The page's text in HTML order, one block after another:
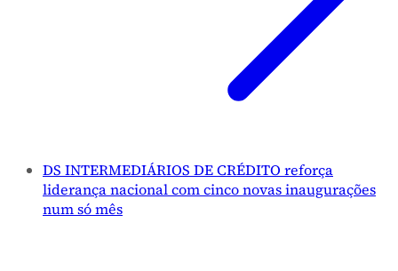
DS INTERMEDIÁRIOS DE CRÉDITO reforça
liderança nacional com cinco novas inaugurações
num só mês